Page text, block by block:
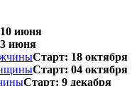
июня
июня
Старт: 18 октября
Старт: 04 октября
Старт: 9 декабря